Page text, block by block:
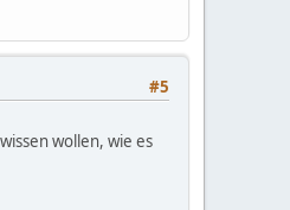
#5
wollen, wie es